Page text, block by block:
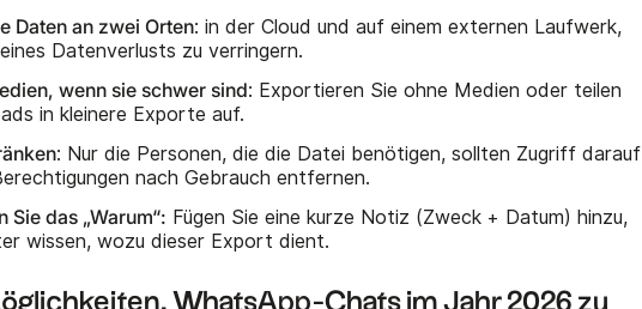
Daten an zwei Orten: in der Cloud und auf einem externen Laufwerk,
Datenverlusts zu verringern.
wenn sie schwer sind: Exportieren Sie ohne Medien oder teilen
in kleinere Exporte auf.
: Nur die Personen, die die Datei benötigen, sollten Zugriff darauf
nach Gebrauch entfernen.
Sie das „Warum“: Fügen Sie eine kurze Notiz (Zweck + Datum) hinzu,
wissen, wozu dieser Export dient.
WhatsApp-Chats im Jahr 2026 zu